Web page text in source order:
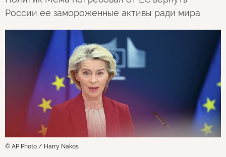
России ее замороженные активы ради мира
© AP Photo / Harry Nakos